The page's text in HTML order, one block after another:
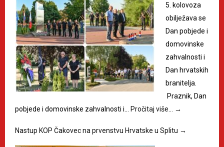
5. kolovoza
obilježava se
Dan pobjede i
domovinske
zahvalnosti i
Dan hrvatskih
branitelja.
Praznik, Dan
pobjede i domovinske zahvalnosti i… Pročitaj više… →
Nastup KOP Čakovec na prvenstvu Hrvatske u Splitu →